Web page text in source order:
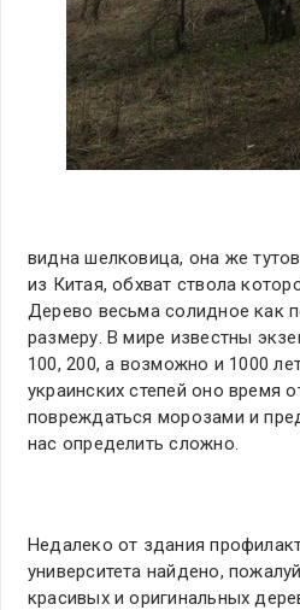
видна шелковица, она же
из Китая, обхват ствола
Дерево весьма солидное как
размеру. В мире известны
100, 200, а возможно и 1000
украинских степей оно время
повреждаться морозами и
нас определить сложно.
Недалеко от здания
университета найдено,
красивых и оригинальных